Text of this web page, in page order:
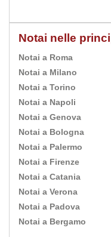
Notai nelle
Notai a Roma
Notai a Milano
Notai a Torino
Notai a Napoli
Notai a Genova
Notai a Bologna
Notai a Palermo
Notai a Firenze
Notai a Catania
Notai a Verona
Notai a Padova
Notai a Bergamo